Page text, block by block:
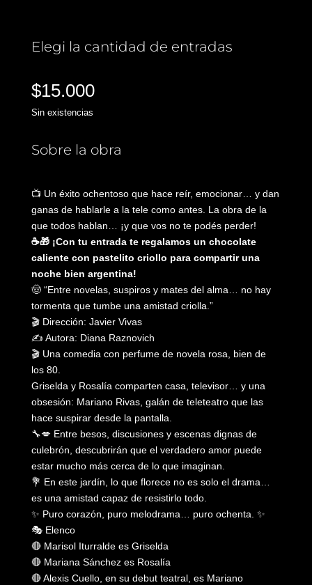
Elegi la cantidad de entradas
$15.000
Sin existencias
Sobre la obra
📺 Un éxito ochentoso que hace reír, emocionar… y dan
ganas de hablarle a la tele como antes. La obra de la
que todos hablan… ¡y que vos no te podés perder!
☕🎁 ¡Con tu entrada te regalamos un chocolate
caliente con pastelito criollo para compartir una
noche bien argentina!
🤠 “Entre novelas, suspiros y mates del alma… no hay
tormenta que tumbe una amistad criolla.”
🎬 Dirección: Javier Vivas
✍️ Autora: Diana Raznovich
🎬 Una comedia con perfume de novela rosa, bien de
los 80.
Griselda y Rosalía comparten casa, televisor… y una
obsesión: Mariano Rivas, galán de teleteatro que las
hace suspirar desde la pantalla.
🔧💋 Entre besos, discusiones y escenas dignas de
culebrón, descubrirán que el verdadero amor puede
estar mucho más cerca de lo que imaginan.
💐 En este jardín, lo que florece no es solo el drama…
es una amistad capaz de resistirlo todo.
✨ Puro corazón, puro melodrama… puro ochenta. ✨
🎭 Elenco
🔴 Marisol Iturralde es Griselda
🔴 Mariana Sánchez es Rosalía
🔴 Alexis Cuello, en su debut teatral, es Mariano